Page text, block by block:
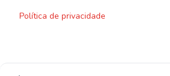
Política de privacidade